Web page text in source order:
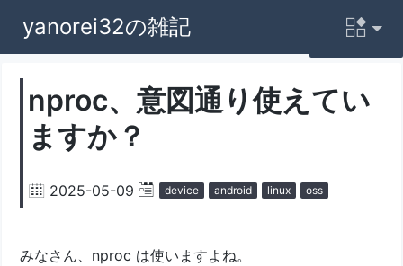
yanorei32の雑記
nproc、意図通り使えてい
ますか？
2025-05-09 device android linux oss
みなさん、nproc は使いますよね。